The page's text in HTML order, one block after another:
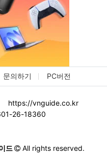
문의하기 PC버전
https://vnguide.co.kr
26-18360
드 All rights reserved.